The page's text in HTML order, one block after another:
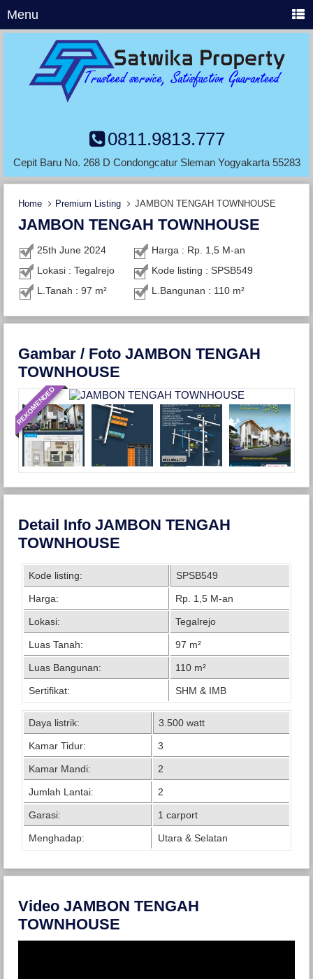
Menu
0811.9813.777
Cepit Baru No. 268 D Condongcatur Sleman Yogyakarta 55283
Home Premium Listing JAMBON TENGAH TOWNHOUSE
JAMBON TENGAH TOWNHOUSE
25th June 2024
Harga : Rp. 1,5 M-an
Lokasi : Tegalrejo
Kode listing : SPSB549
L.Tanah : 97 m²
L.Bangunan : 110 m²
Gambar / Foto JAMBON TENGAH
TOWNHOUSE
REKOMENDED
Detail Info JAMBON TENGAH
TOWNHOUSE
Kode listing: SPSB549
Harga: Rp. 1,5 M-an
Lokasi: Tegalrejo
Luas Tanah: 97 m²
Luas Bangunan: 110 m²
Sertifikat: SHM & IMB
Daya listrik: 3.500 watt
Kamar Tidur: 3
Kamar Mandi: 2
Jumlah Lantai: 2
Garasi: 1 carport
Menghadap: Utara & Selatan
Video JAMBON TENGAH
TOWNHOUSE